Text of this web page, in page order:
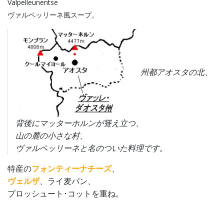
Valpelleunentse
ヴァルペッリーネ風スープ。
州都アオスタの北、
背後にマッターホルンが聳え立つ、
山の麓の小さな村、
ヴァルペッリーネと名のついた料理です。
特産のフォンティーナチーズ、
ヴェルザ、ライ麦パン、
プロッシュート･コットを重ね。